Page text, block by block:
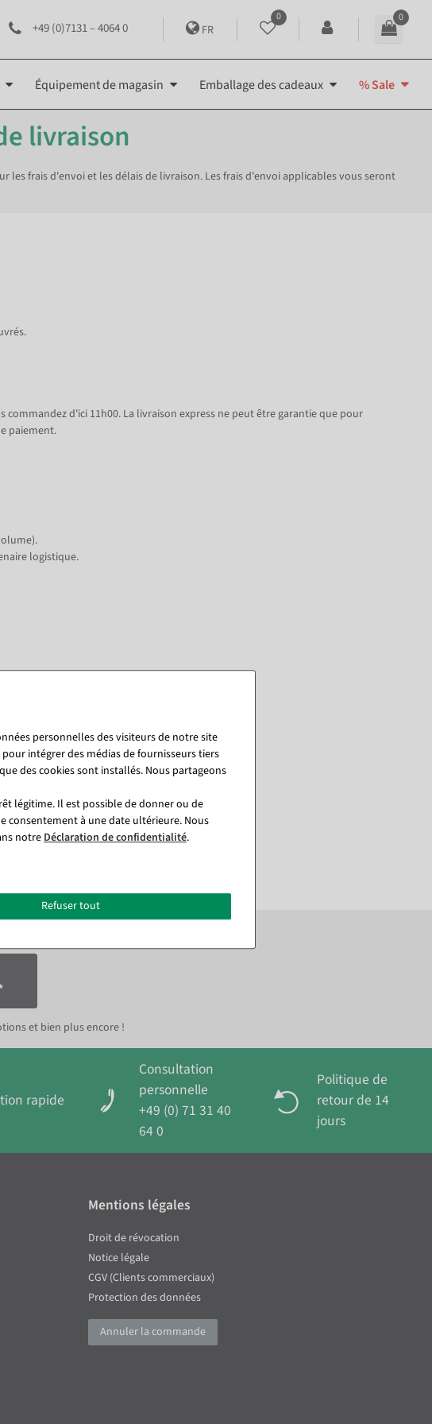
+49 (0)7131 – 4064 0 FR
0 0
Équipement de magasin Emballage des cadeaux % Sale
livraison
frais d'envoi et les délais de livraison. Les frais d'envoi applicables vous seront
d'ici 11h00. La livraison express ne peut être garantie que pour
paiement.
logistique.
et bien plus encore !
rapide
Consultation
personnelle
+49 (0) 71 31 40
64 0
Politique de
retour de 14
jours
personnelles des visiteurs de notre site
intégrer des médias de fournisseurs tiers
des cookies sont installés. Nous partageons
légitime. Il est possible de donner ou de
consentement à une date ultérieure. Nous
notreDéclaration de confidentialité.
Refuser tout
Mentions légales
Droit de révocation
Notice légale
CGV (Clients commerciaux)
Protection des données
Annuler la commande